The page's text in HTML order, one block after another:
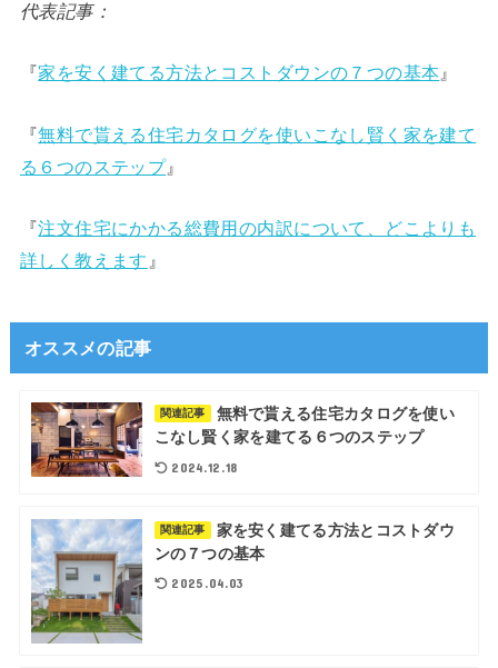
代表記事：
『家を安く建てる方法とコストダウンの７つの基本 』
『無料で貰える住宅カタログを使いこなし賢く家を建て
る６つのステップ』
『注文住宅にかかる総費用の内訳について、どこよりも
詳しく教えます 』
オススメの記事
関連記事
無料で貰える住宅カタログを使い
こなし賢く家を建てる６つのステップ
2024.12.18
関連記事
家を安く建てる方法とコストダウ
ンの７つの基本
2025.04.03